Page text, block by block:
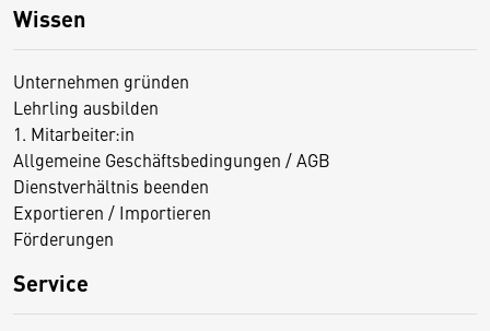
Wissen
Unternehmen gründen
Lehrling ausbilden
1. Mitarbeiter:in
Allgemeine Geschäftsbedingungen / AGB
Dienstverhältnis beenden
Exportieren / Importieren
Förderungen
Service